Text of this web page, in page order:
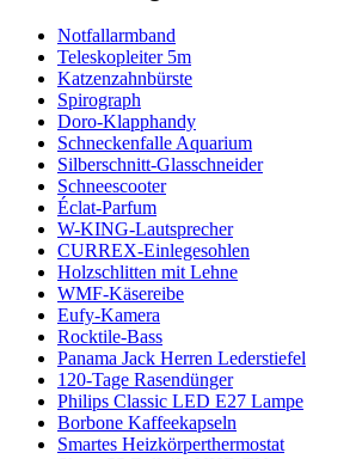
Notfallarmband
Teleskopleiter 5m
Katzenzahnbürste
Spirograph
Doro-Klapphandy
Schneckenfalle Aquarium
Silberschnitt-Glasschneider
Schneescooter
Éclat-Parfum
W-KING-Lautsprecher
CURREX-Einlegesohlen
Holzschlitten mit Lehne
WMF-Käsereibe
Eufy-Kamera
Rocktile-Bass
Panama Jack Herren Lederstiefel
120-Tage Rasendünger
Philips Classic LED E27 Lampe
Borbone Kaffeekapseln
Smartes Heizkörperthermostat